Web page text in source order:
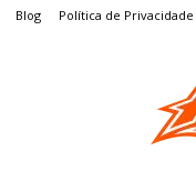
Blog Política de Privacidade